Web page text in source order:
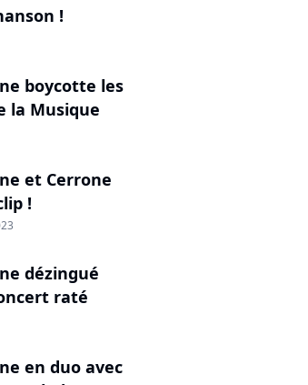
!
boycotte les
la Musique
et Cerrone
!
dézingué
raté
en duo avec